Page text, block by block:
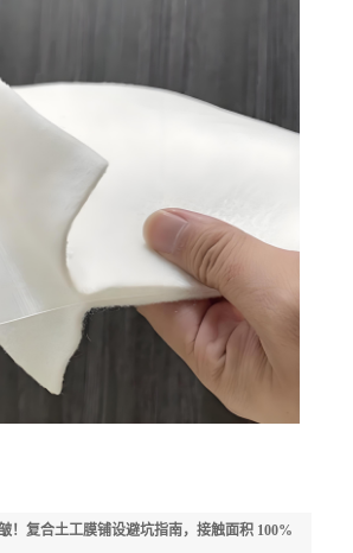
！复合土工膜铺设避坑指南，接触面积 100%